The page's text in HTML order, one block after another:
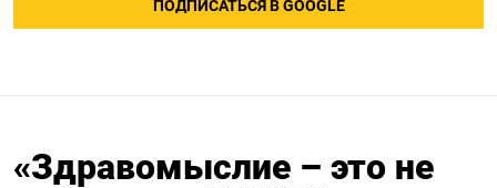
ПОДПИСАТЬСЯ В GOOGLE
«Здравомыслие – это не